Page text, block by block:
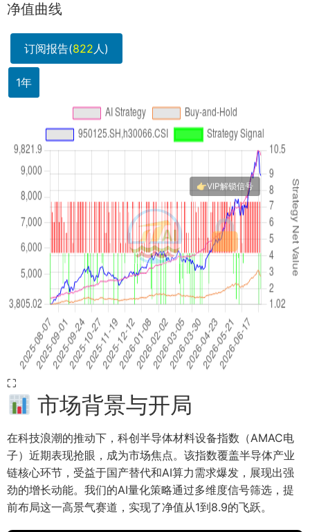
净值曲线
订阅报告(822人)
1年
⛶
市场背景与开局
在科技浪潮的推动下，科创半导体材料设备指数（AMAC电
子）近期表现抢眼，成为市场焦点。该指数覆盖半导体产业
链核心环节，受益于国产替代和AI算力需求爆发，展现出强
劲的增长动能。我们的AI量化策略通过多维度信号筛选，提
前布局这一高景气赛道，实现了净值从1到8.9的飞跃。